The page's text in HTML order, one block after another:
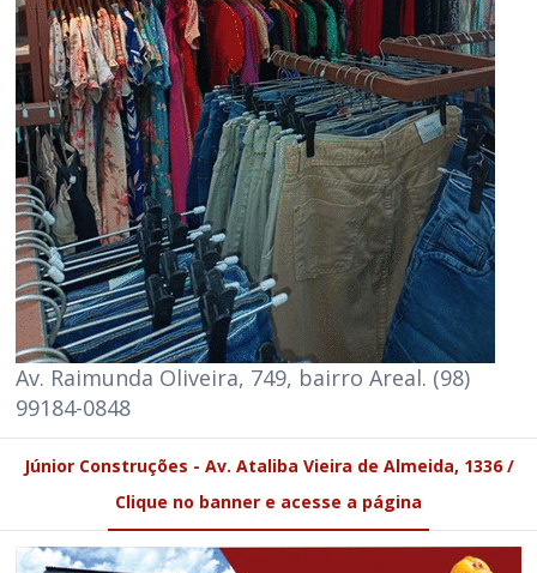
Av. Raimunda Oliveira, 749, bairro Areal. (98)
99184-0848
Júnior Construções - Av. Ataliba Vieira de Almeida, 1336 /
Clique no banner e acesse a página